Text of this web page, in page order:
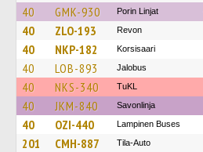
40 GMK-930 Porin Linjat
40 ZLO-193 Revon
40 NKP-182 Korsisaari
40 LOB-893 Jalobus
40 NKS-340 TuKL
40 JKM-840 Savonlinja
40 OZI-440 Lampinen Buses
201 CMH-887 Tila-Auto